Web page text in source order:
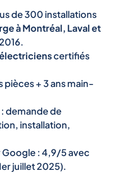
de 300 installations
à Montréal, Laval et
certifiés
pièces + 3 ans main-
: demande de
installation,
Google : 4,9/5 avec
juillet 2025).